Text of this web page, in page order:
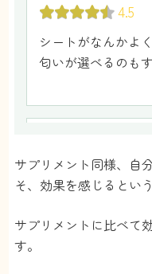
4.5
シートがなんかよ
匂いが選べるのも
乾燥がすごくて大
よかったです！
サプリメント同様、自
そ、効果を感じるとい
サプリメントに比べて
す。